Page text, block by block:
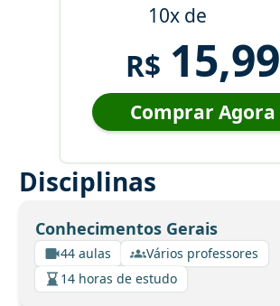
10x de
R$ 15,99
Comprar Agora
Disciplinas
Conhecimentos Gerais
44 aulas
Vários professores
14 horas de estudo